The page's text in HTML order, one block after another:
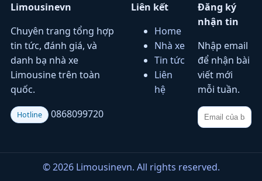
Limousinevn
Chuyên trang tổng hợp
tin tức, đánh giá, và
danh bạ nhà xe
Limousine trên toàn
quốc.
Hotline 0868099720
Liên kết
Home
Nhà xe
Tin tức
Liên
hệ
Đăng ký
nhận tin
Nhập email
để nhận bài
viết mới
mỗi tuần.
© 2026 Limousinevn. All rights reserved.